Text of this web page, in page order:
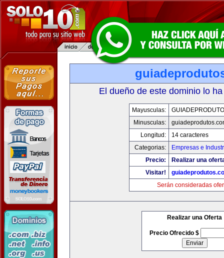
El dueño de este dominio lo
Mayusculas:
Minusculas:
Longitud:
14 caracteres
Categorias:
Empresas e
Precio:
Realizar una
Visitar!
Serán consideradas
Realizar una Oferta
Precio Ofrecido $